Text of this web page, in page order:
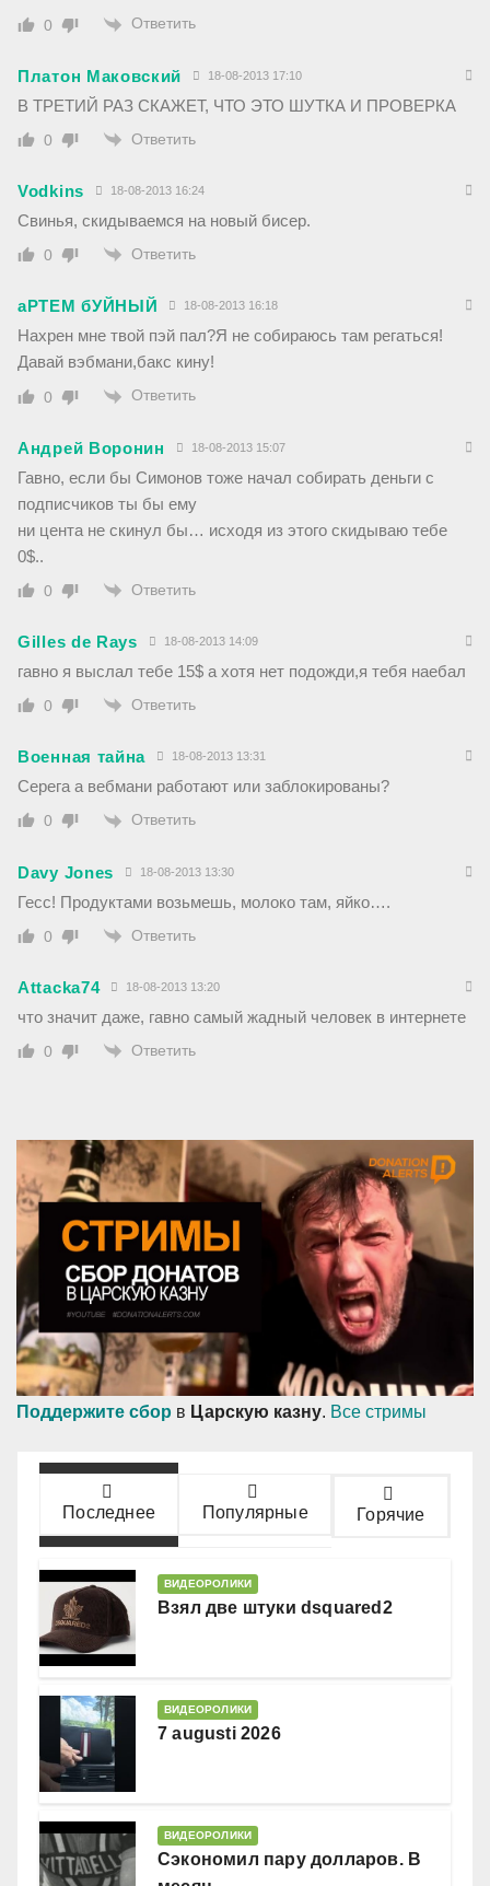
0 Ответить
Платон Маковский 18-08-2013 17:10
В ТРЕТИЙ РАЗ СКАЖЕТ, ЧТО ЭТО ШУТКА И ПРОВЕРКА
0 Ответить
Vodkins 18-08-2013 16:24
Свинья, скидываемся на новый бисер.
0 Ответить
аРТЕМ бУЙНЫЙ 18-08-2013 16:18
Нахрен мне твой пэй пал?Я не собираюсь там регаться!
Давай вэбмани,бакс кину!
0 Ответить
Андрей Воронин 18-08-2013 15:07
Гавно, если бы Симонов тоже начал собирать деньги с
подписчиков ты бы ему
ни цента не скинул бы… исходя из этого скидываю тебе
0$..
0 Ответить
Gilles de Rays 18-08-2013 14:09
гавно я выслал тебе 15$ а хотя нет подожди,я тебя наебал
0 Ответить
Военная тайна 18-08-2013 13:31
Серега а вебмани работают или заблокированы?
0 Ответить
Davy Jones 18-08-2013 13:30
Гесс! Продуктами возьмешь, молоко там, яйко….
0 Ответить
Attacka74 18-08-2013 13:20
что значит даже, гавно самый жадный человек в интернете
0 Ответить
Поддержите сбор в Царскую казну. Все стримы
Последнее Популярные Горячие
ВИДЕОРОЛИКИ
Взял две штуки dsquared2
ВИДЕОРОЛИКИ
7 augusti 2026
ВИДЕОРОЛИКИ
Сэкономил пару долларов. В